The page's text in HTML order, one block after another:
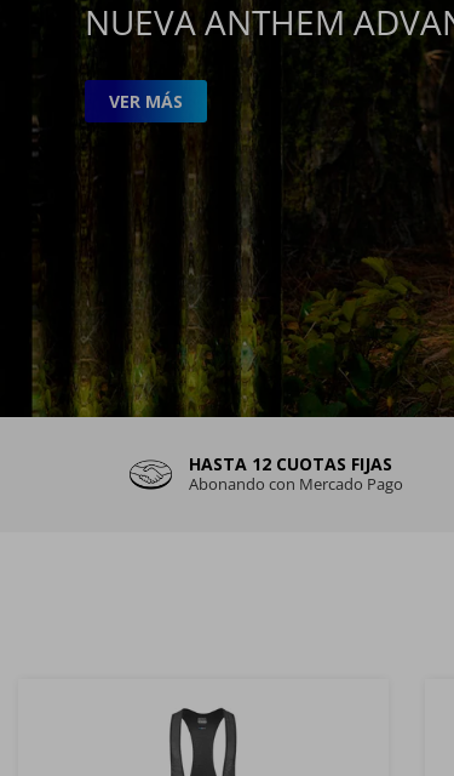
NUEVA ANTHEM
VER MÁS
HASTA 12 CUOTAS FIJAS
Abonando con Mercado Pago